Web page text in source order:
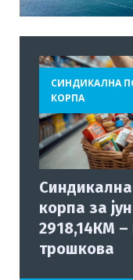
СИНДИКАЛНА
КОРПА
корпа за
2918,14КМ –
трошкова